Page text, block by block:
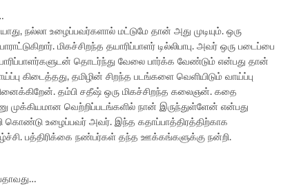
நல்லா உழைப்பவர்களால் மட்டுமே தான் அது முடியும். ஒரு
மிகச்சிறந்த தயாரிப்பாளர் டில்லிபாபு. அவர் ஒரு படைப்பை
தொடர்ந்து வேலை பார்க்க வேண்டும் என்பது தான்
கிடைத்தது, தமிழின் சிறந்த படங்களை வெளியிடும் வாய்ப்பு
தம்பி சதீஷ் ஒரு மிகச்சிறந்த கலைஞன். கதை
முக்கியமான வெற்றிப்படங்களில் நான் இருந்துள்ளேன் என்பது
உழைப்பவர் அவர். இந்த கதாப்பாத்திரத்திற்காக
பத்திரிக்கை நண்பர்கள் தந்த ஊக்கங்களுக்கு நன்றி.